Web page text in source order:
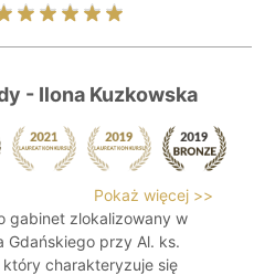
- Ilona Kuzkowska
Pokaż więcej >>
gabinet zlokalizowany w
Gdańskiego przy Al. ks.
charakteryzuje się